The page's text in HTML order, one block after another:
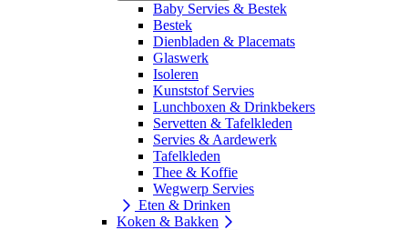
Baby Servies & Bestek
Bestek
Dienbladen & Placemats
Glaswerk
Isoleren
Kunststof Servies
Lunchboxen & Drinkbekers
Servetten & Tafelkleden
Servies & Aardewerk
Tafelkleden
Thee & Koffie
Wegwerp Servies
Eten & Drinken
Koken & Bakken